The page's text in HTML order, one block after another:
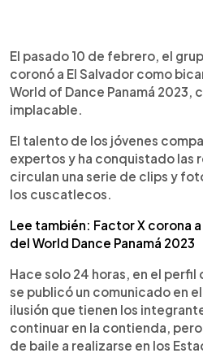
► Escuchar artículo
El pasado 10 de febrero, el
coronó a El Salvador como
World of Dance Panamá 2023,
implacable.
El talento de los jóvenes
expertos y ha conquistado las
circulan una serie de clips y
los cuscatlecos.
Lee también: Factor X corona
del World Dance Panamá 2023
Hace solo 24 horas, en el
se publicó un comunicado en
ilusión que tienen los
continuar en la contienda,
de baile a realizarse en los